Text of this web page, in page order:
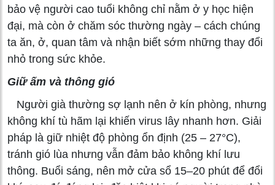
bảo vệ người cao tuổi không chỉ nằm ở y học hiện
đại, mà còn ở chăm sóc thường ngày – cách chúng
ta ăn, ở, quan tâm và nhận biết sớm những thay đổi
nhỏ trong sức khỏe.
Giữ ấm và thông gió
Người già thường sợ lạnh nên ở kín phòng, nhưng
không khí tù hãm lại khiến virus lây nhanh hơn. Giải
pháp là giữ nhiệt độ phòng ổn định (25 – 27°C),
tránh gió lùa nhưng vẫn đảm bảo không khí lưu
thông. Buổi sáng, nên mở cửa sổ 15–20 phút để đổi